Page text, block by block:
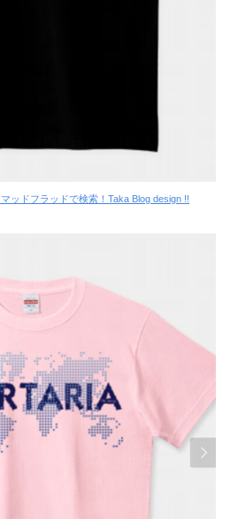
ッドフラッドで検索！Taka Blog design !!